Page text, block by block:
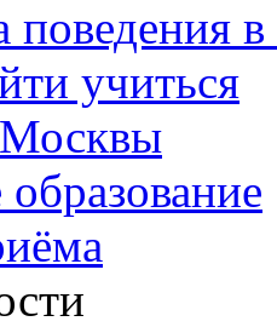
поведения
учиться